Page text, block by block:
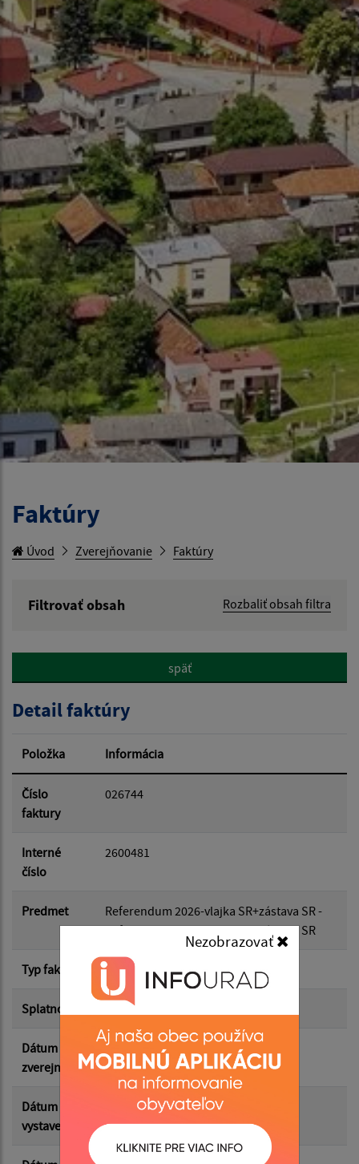
Nezobrazovať
Faktúry
Úvod Zverejňovanie Faktúry
Filtrovať obsah
Rozbaliť obsah filtra
Hľadať v:
Dátum od:
Dátum do:
Suma od:
Suma do:
Filtrovať Reset
späť
Detail faktúry
Položka Informácia
Číslo
faktury
026744
Interné
číslo
2600481
Predmet
Referendum 2026-vlajka SR+zástava SR -
Referendum 2026-vlajka SR+zástava SR
Typ faktúry dodávateľská
Splatnosť 10.06.2026
Dátum
zverejnenia
03.06.2026
Dátum
vystavenia
29.05.2026